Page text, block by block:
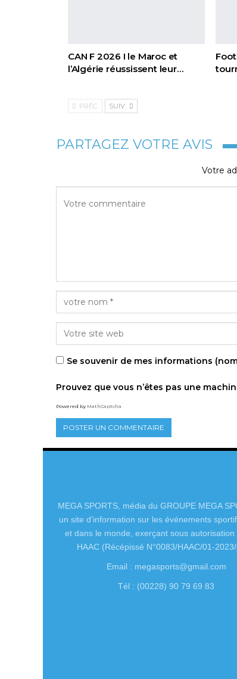
CAN F 2026 I le Maroc et
l’Algérie réussissent leur…
PRÉC. SUIV.
PARTAGEZ VOTRE AVIS
Votre
Se souvenir de mes informations
Prouvez que vous n’êtes pas une
Powered by MathCaptcha
MEGA SPORTS, média du GROUPE MEGA
un site d’information sur les événements
et dans le monde, exerçant sous autorisation
HAAC (Récépissé N°0083/HAAC/01-2023/
Email : megasports@gmail.com
Tél : (00228) 90 79 69 83